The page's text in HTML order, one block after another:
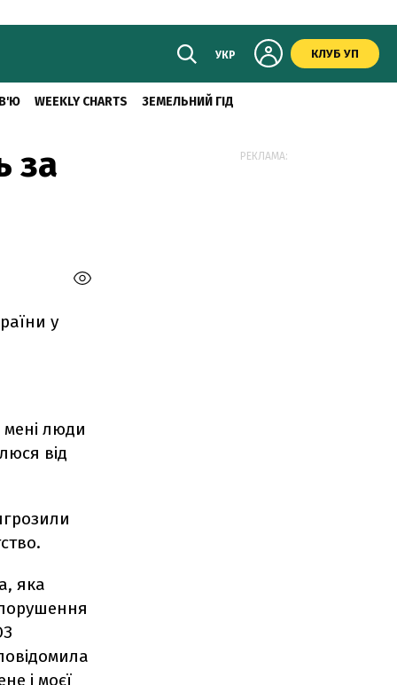
УКР КЛУБ УП
WEEKLY CHARTS ЗЕМЕЛЬНИЙ ГІД
за
у
люди
від
яка
і моєї
РЕКЛАМА: